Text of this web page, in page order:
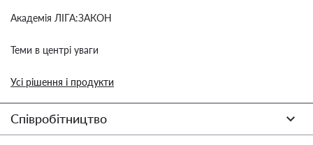
Академія ЛІГА:ЗАКОН
Теми в центрі уваги
Усі рішення і продукти
Співробітництво